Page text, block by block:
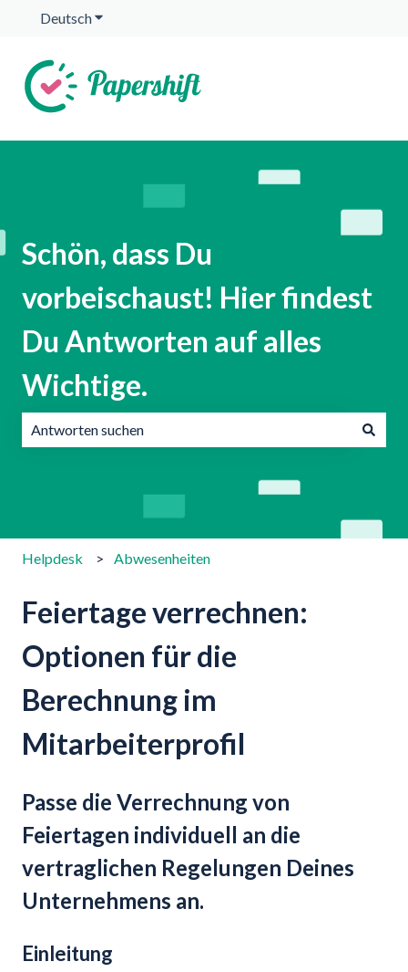
DeutschUntermenü für Übersetzungen anzeigen
Schön, dass Du
vorbeischaust! Hier findest
Du Antworten auf alles
Wichtige.
Helpdesk Abwesenheiten
Feiertage verrechnen:
Optionen für die
Berechnung im
Mitarbeiterprofil
Passe die Verrechnung von
Feiertagen individuell an die
vertraglichen Regelungen Deines
Unternehmens an.
Einleitung